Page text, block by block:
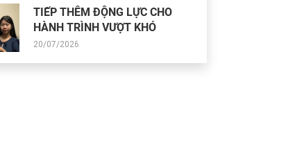
TIẾP THÊM ĐỘNG LỰC CHO
HÀNH TRÌNH VƯỢT KHÓ
20/07/2026